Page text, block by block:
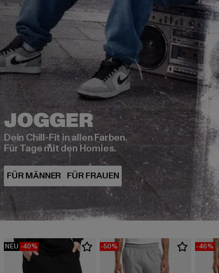
Dein Chill-Fit in allen Farben.
Für Tage mit den Homies.
NEU -40% -50% -46%